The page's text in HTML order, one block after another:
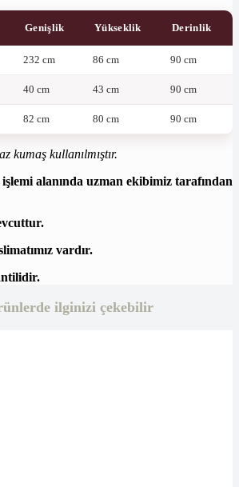
Genişlik Yükseklik Derinlik
232 cm 86 cm 90 cm
40 cm 43 cm 90 cm
82 cm 80 cm 90 cm
kumaş kullanılmıştır.
alanında uzman ekibimiz tarafından
vardır.
ilginizi çekebilir